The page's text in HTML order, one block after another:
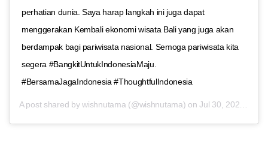
perhatian dunia. Saya harap langkah ini juga dapat
menggerakan Kembali ekonomi wisata Bali yang juga akan
berdampak bagi pariwisata nasional. Semoga pariwisata kita
segera #BangkitUntukIndonesiaMaju.
#BersamaJagaIndonesia #ThoughtfulIndonesia
A post shared bywishnutama (@wishnutama) onJul 30, 2020 at 10:50am PDT